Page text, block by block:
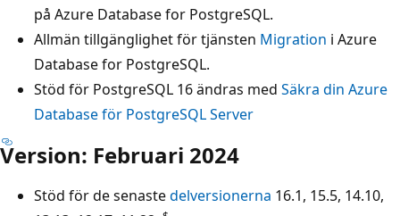
på Azure Database for PostgreSQL.
Allmän tillgänglighet för tjänsten Migration i Azure
Database for PostgreSQL.
Stöd för PostgreSQL 16 ändras med Säkra din Azure
Database för PostgreSQL Server
Version: Februari 2024
Stöd för de senastedelversionerna 16.1, 15.5, 14.10,